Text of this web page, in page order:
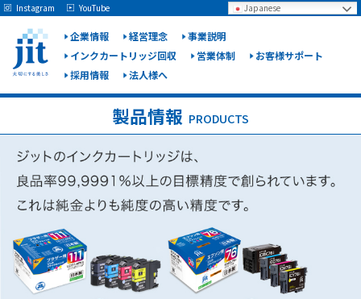
企業情報 経営理念
事業説明
インクカートリッジ回収
営業体制
お客様サポート
採用情報
法人様へ
Japanese
Instagram YouTube
製品情報 PRODUCTS
May we use cookies to track your activities? We take your privacy very seriously.
Please see our privacy policy for details and any questions.YesNo